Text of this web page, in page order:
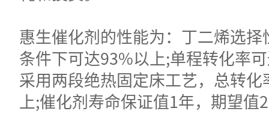
惠生催化剂的性能为：丁二烯选
条件下可达93%以上;单程转化率
采用两段绝热固定床工艺，总转
上;催化剂寿命保证值1年，期望值